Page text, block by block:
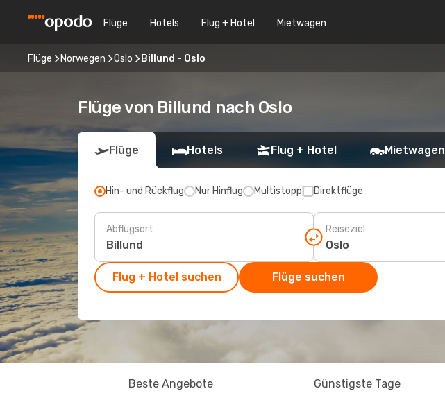
Flüge Hotels Flug + Hotel Mietwagen
Flüge Norwegen Oslo Billund - Oslo
Flüge von Billund nach Oslo
Flüge Hotels Flug + Hotel Mietwagen
Hin- und Rückflug Nur Hinflug Multistopp Direktflüge
Abflugsort Reiseziel
Flug + Hotel suchen Flüge suchen
Beste Angebote Günstigste Tage